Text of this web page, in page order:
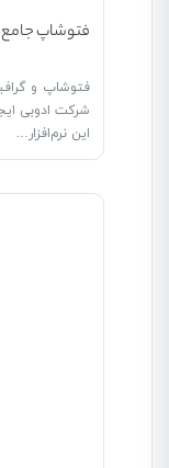
فتوشاپ
فتوشاپ و
شرکت ادوبی
این نرم‌افزار…